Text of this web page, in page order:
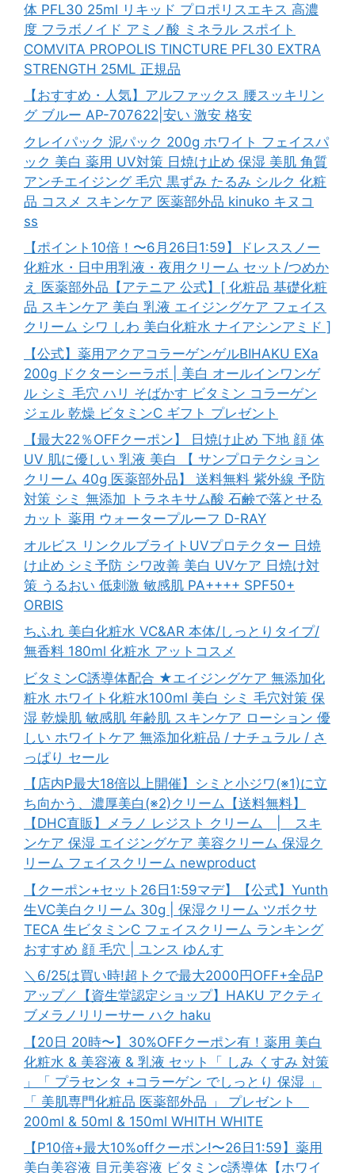
体 PFL30 25ml リキッド プロポリスエキス 高濃
度 フラボノイド アミノ酸 ミネラル スポイト
COMVITA PROPOLIS TINCTURE PFL30 EXTRA
STRENGTH 25ML 正規品
【おすすめ・人気】アルファックス 腰スッキリン
グ ブルー AP-707622|安い 激安 格安
クレイパック 泥パック 200g ホワイト フェイスパ
ック 美白 薬用 UV対策 日焼け止め 保湿 美肌 角質
アンチエイジング 毛穴 黒ずみ たるみ シルク 化粧
品 コスメ スキンケア 医薬部外品 kinuko キヌコ
ss
【ポイント10倍！〜6月26日1:59】ドレススノー
化粧水・日中用乳液・夜用クリーム セット/つめか
え 医薬部外品【アテニア 公式】[ 化粧品 基礎化粧
品 スキンケア 美白 乳液 エイジングケア フェイス
クリーム シワ しわ 美白化粧水 ナイアシンアミド ]
【公式】薬用アクアコラーゲンゲルBIHAKU EXa
200g ドクターシーラボ | 美白 オールインワンゲ
ル シミ 毛穴 ハリ そばかす ビタミン コラーゲン
ジェル 乾燥 ビタミンC ギフト プレゼント
【最大22％OFFクーポン】 日焼け止め 下地 顔 体
UV 肌に優しい 乳液 美白 【 サンプロテクション
クリーム 40g 医薬部外品】 送料無料 紫外線 予防
対策 シミ 無添加 トラネキサム酸 石鹸で落とせる
カット 薬用 ウォータープルーフ D-RAY
オルビス リンクルブライトUVプロテクター 日焼
け止め シミ予防 シワ改善 美白 UVケア 日焼け対
策 うるおい 低刺激 敏感肌 PA++++ SPF50+
ORBIS
ちふれ 美白化粧水 VC&AR 本体/しっとりタイプ/
無香料 180ml 化粧水 アットコスメ
ビタミンC誘導体配合 ★エイジングケア 無添加化
粧水 ホワイト化粧水100ml 美白 シミ 毛穴対策 保
湿 乾燥肌 敏感肌 年齢肌 スキンケア ローション 優
しい ホワイトケア 無添加化粧品 / ナチュラル / さ
っぱり セール
【店内P最大18倍以上開催】シミと小ジワ(※1)に立
ち向かう、濃厚美白(※2)クリーム【送料無料】
【DHC直販】メラノ レジスト クリーム | スキ
ンケア 保湿 エイジングケア 美容クリーム 保湿ク
リーム フェイスクリーム newproduct
【クーポン+セット26日1:59マデ】【公式】Yunth
生VC美白クリーム 30g | 保湿クリーム ツボクサ
TECA 生ビタミンC フェイスクリーム ランキング
おすすめ 顔 毛穴 | ユンス ゆんす
＼6/25は買い時!超トクで最大2000円OFF+全品P
アップ／【資生堂認定ショップ】HAKU アクティ
ブメラノリリーサー ハク haku
【20日 20時〜】30%OFFクーポン有！薬用 美白
化粧水 & 美容液 & 乳液 セット「 しみ くすみ 対策
」「 プラセンタ +コラーゲン でしっとり 保湿 」
「 美肌専門化粧品 医薬部外品 」 プレゼント
200ml & 50ml & 150ml WHITH WHITE
【P10倍+最大10%offクーポン!〜26日1:59】薬用
美白美容液 目元美容液 ビタミンc誘導体【ホワイ